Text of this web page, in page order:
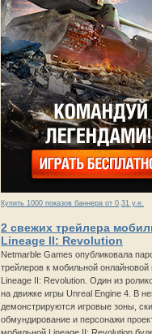
Купить 1000 показов баннера от 0,31 у.е.
2 свежих трейлера
Lineage II: Revolution
Netmarble Games опубликовала
трейлеров к мобильной онлайновой
Lineage II: Revolution. Один из
на движке игры Unreal Engine 4. В
демонстрируются игровые зоны,
обмундирование и персонажи